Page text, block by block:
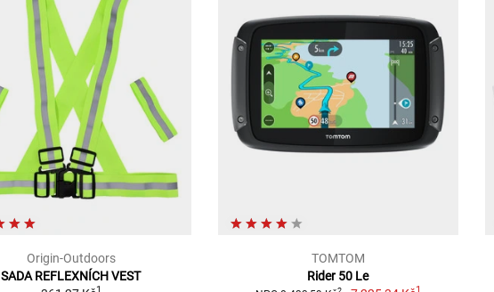
Origin-Outdoors
SADA REFLEXNÍCH VEST
TOMTOM
Rider 50 Le